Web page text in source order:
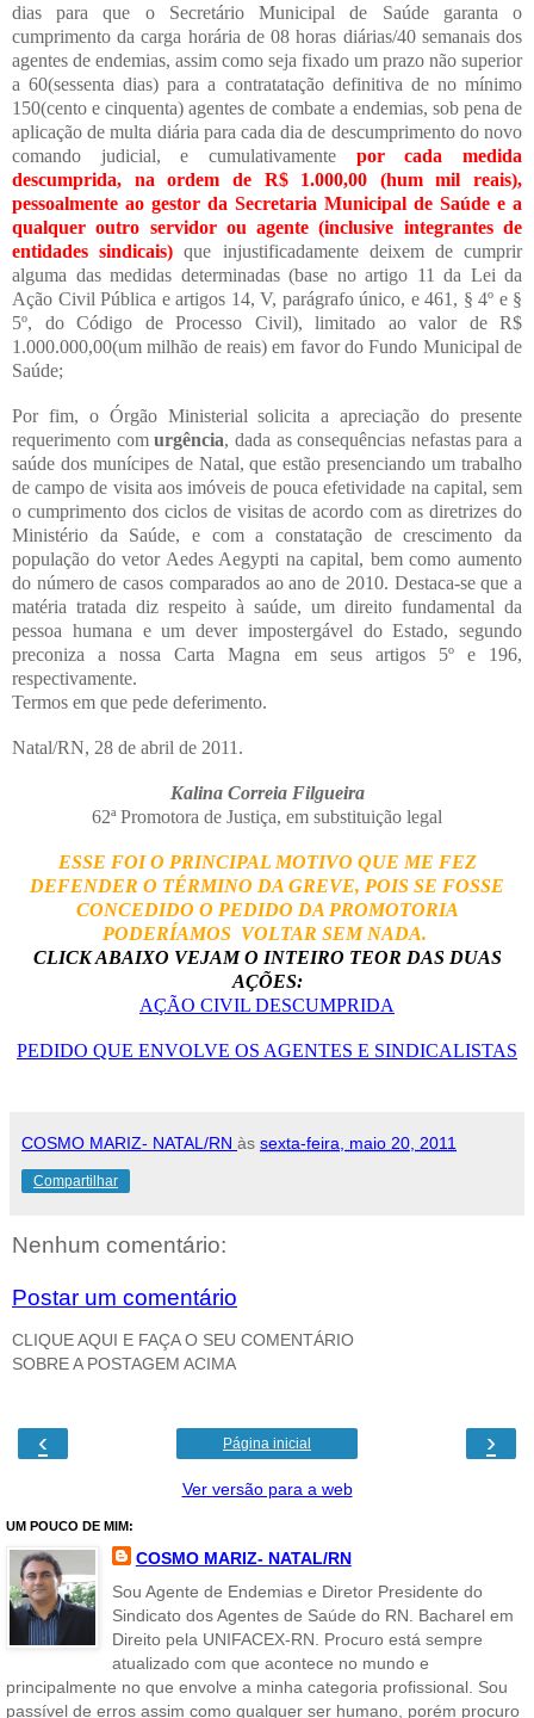
dias para que o Secretário Municipal de Saúde garanta o
cumprimento da carga horária de 08 horas diárias/40 semanais dos
agentes de endemias, assim como seja fixado um prazo não superior
a 60(sessenta dias) para a contratatação definitiva de no mínimo
150(cento e cinquenta) agentes de combate a endemias, sob pena de
aplicação de multa diária para cada dia de descumprimento do novo
comando judicial, e cumulativamente por cada medida
descumprida, na ordem de R$ 1.000,00 (hum mil reais),
pessoalmente ao gestor da Secretaria Municipal de Saúde e a
qualquer outro servidor ou agente (inclusive integrantes de
entidades sindicais) que injustificadamente deixem de cumprir
alguma das medidas determinadas (base no artigo 11 da Lei da
Ação Civil Pública e artigos 14, V, parágrafo único, e 461, § 4º e §
5º, do Código de Processo Civil), limitado ao valor de R$
1.000.000,00(um milhão de reais) em favor do Fundo Municipal de
Saúde;
Por fim, o Órgão Ministerial solicita a apreciação do presente
requerimento comurgência, dada as consequências nefastas para a
saúde dos munícipes de Natal, que estão presenciando um trabalho
de campo de visita aos imóveis de pouca efetividade na capital, sem
o cumprimento dos ciclos de visitas de acordo com as diretrizes do
Ministério da Saúde, e com a constatação de crescimento da
população do vetor Aedes Aegypti na capital, bem como aumento
do número de casos comparados ao ano de 2010. Destaca-se que a
matéria tratada diz respeito à saúde, um direito fundamental da
pessoa humana e um dever impostergável do Estado, segundo
preconiza a nossa Carta Magna em seus artigos 5º e 196,
respectivamente.
Termos em que pede deferimento.
Natal/RN, 28 de abril de 2011.
Kalina Correia Filgueira
62ª Promotora de Justiça, em substituição legal
ESSE FOI O PRINCIPAL MOTIVO QUE ME FEZ
DEFENDER O TÉRMINO DA GREVE, POIS SE FOSSE
CONCEDIDO O PEDIDO DA PROMOTORIA
PODERÍAMOS VOLTAR SEM NADA.
CLICK ABAIXO VEJAM O INTEIRO TEOR DAS DUAS
AÇÕES:
AÇÃO CIVIL DESCUMPRIDA
PEDIDO QUE ENVOLVE OS AGENTES E SINDICALISTAS
COSMO MARIZ- NATAL/RN às sexta-feira, maio 20, 2011
Compartilhar
Nenhum comentário:
Postar um comentário
CLIQUE AQUI E FAÇA O SEU COMENTÁRIO
SOBRE A POSTAGEM ACIMA
‹ ›
Página inicial
Ver versão para a web
UM POUCO DE MIM:
COSMO MARIZ- NATAL/RN
Sou Agente de Endemias e Diretor Presidente do
Sindicato dos Agentes de Saúde do RN. Bacharel em
Direito pela UNIFACEX-RN. Procuro está sempre
atualizado com que acontece no mundo e
principalmente no que envolve a minha categoria profissional. Sou
passível de erros assim como qualquer ser humano, porém procuro